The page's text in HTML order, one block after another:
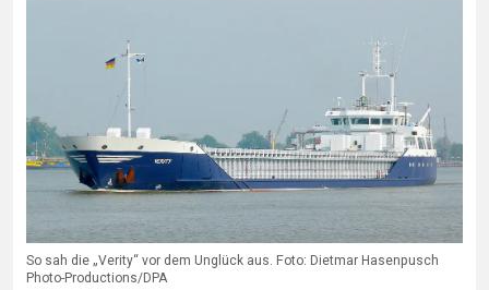
So sah die „Verity“ vor dem Unglück aus. Foto: Dietmar Hasenpusch
Photo-Productions/DPA